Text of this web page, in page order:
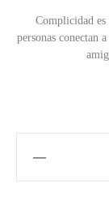
Complicidad es
personas conectan